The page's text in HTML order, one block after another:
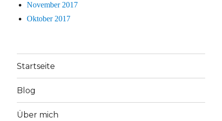
November 2017
Oktober 2017
Startseite
Blog
Über mich